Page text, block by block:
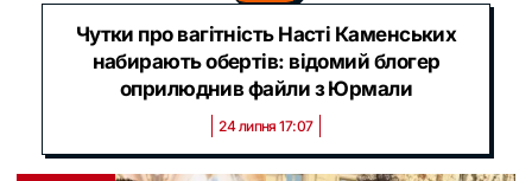
Чутки про вагітність Насті Каменських
набирають обертів: відомий блогер
оприлюднив файли з Юрмали
24 липня 17:07